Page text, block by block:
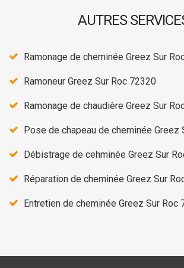
AUTRES
Ramonage de cheminée Greez Sur
Ramoneur Greez Sur Roc 72320
Ramonage de chaudière Greez Sur
Pose de chapeau de cheminée Greez
Débistrage de cehminée Greez Sur
Réparation de cheminée Greez Sur
Entretien de cheminée Greez Sur Roc